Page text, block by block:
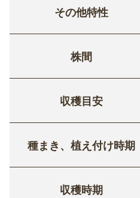
その他特性
株間
収穫目安
種まき、植え付け時期
収穫時期